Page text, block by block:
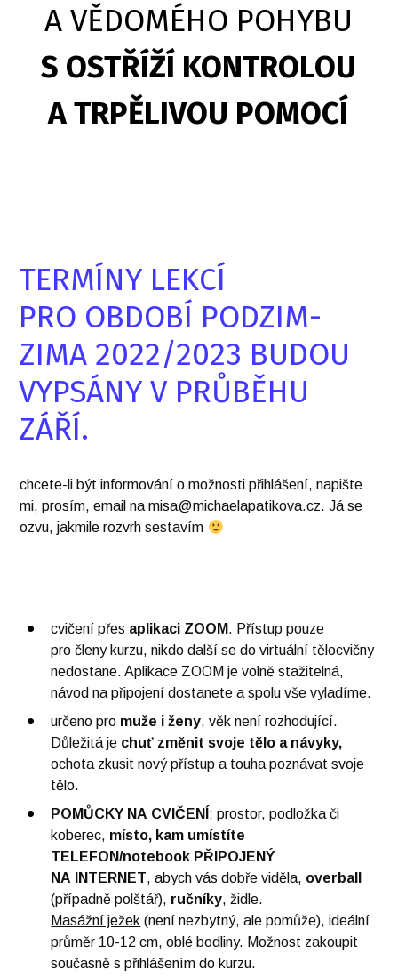
A VĚDOMÉHO POHYBU
S OSTŘÍŽÍ KONTROLOU
A TRPĚLIVOU POMOCÍ
TERMÍNY LEKCÍ
PRO OBDOBÍ PODZIM-
ZIMA 2022/2023 BUDOU
VYPSÁNY V PRŮBĚHU
ZÁŘÍ.
chcete-li být informování o možnosti přihlášení, napište
mi, prosím, email na misa@michaelapatikova.cz. Já se
ozvu, jakmile rozvrh sestavím
cvičení přes aplikaci ZOOM . Přístup pouze
pro členy kurzu, nikdo další se do virtuální tělocvičny
nedostane. Aplikace ZOOM je volně stažitelná,
návod na připojení dostanete a spolu vše vyladíme.
určeno pro muže i ženy, věk není rozhodující.
Důležitá je chuť změnit svoje tělo a návyky,
ochota zkusit nový přístup a touha poznávat svoje
tělo.
POMŮCKY NA CVIČENÍ : prostor, podložka či
koberec, místo, kam umístíte
TELEFON/notebook PŘIPOJENÝ
NA INTERNET, abych vás dobře viděla, overball
(případně polštář), ručníky, židle.
Masážní ježek (není nezbytný, ale pomůže), ideální
průměr 10-12 cm, oblé bodliny. Možnost zakoupit
současně s přihlášením do kurzu.